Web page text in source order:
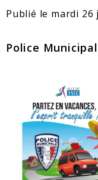
Publié le mardi 26
Police